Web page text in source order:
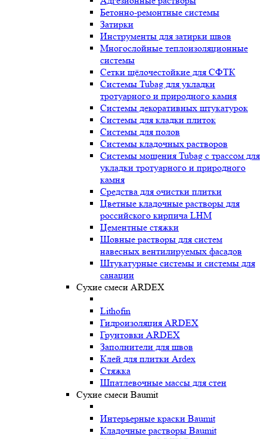
Бетонно-ремонтные системы
Затирки
Инструменты для затирки швов
Многослойные теплоизоляционные
системы
Сетки щёлочестойкие для СФТК
Системы Tubag для укладки
тротуарного и природного камня
Системы декоративных штукатурок
Системы для кладки плиток
Системы для полов
Системы кладочных растворов
Системы мощения Tubag с трассом для
укладки тротуарного и природного
камня
Средства для очистки плитки
Цветные кладочные растворы для
российского кирпича LHM
Цементные стяжки
Шовные растворы для систем
навесных вентилируемых фасадов
Штукатурные системы и системы для
санации
Сухие смеси ARDEX
Lithofin
Гидроизоляция ARDEX
Грунтовки ARDEX
Заполнители для швов
Клей для плитки Ardex
Стяжка
Шпатлевочные массы для стен
Сухие смеси Baumit
Интерьерные краски Baumit
Кладочные растворы Baumit